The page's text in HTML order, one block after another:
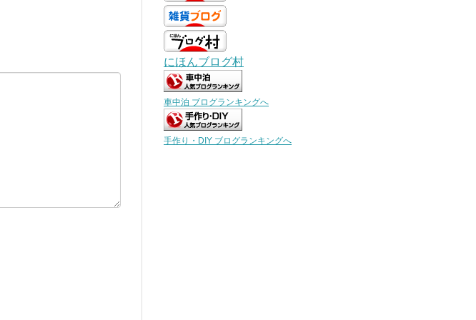
にほんブログ村
車中泊 ブログランキングへ
手作り・DIY ブログランキングへ